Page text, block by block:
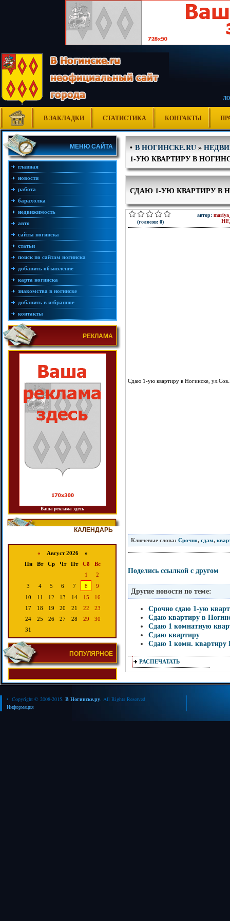
В ЗАКЛАДКИ СТАТИСТИКА КОНТАКТЫ
МЕНЮ САЙТА
главная
новости
работа
барахолка
недвижимость
авто
сайты ногинска
статьи
поиск по сайтам ногинска
добавить объявление
карта ногинска
знакомства в ногинске
добавить в избранное
контакты
РЕКЛАМА
Ваша реклама здесь
КАЛЕНДАРЬ
« Август 2026 »
Пн
Вт Ср Чт Пт Сб
Вс
1
2
3
4 5 6 7 8
9
10
11 12 13 14 15
16
17
18 19 20 21 22
23
24
25 26 27 28 29
30
31
ПОПУЛЯРНОЕ
•В НОГИНСКЕ.RU»
1-УЮ КВАРТИРУ В
СДАЮ 1-УЮ КВАРТИРУ В
(голосов: 0)
автор:
Сдаю 1-ую квартиру в Ногинске,
Ключевые слова: Срочно, сдам,
Поделись ссылкой с другом
Другие новости по теме:
Срочно сдаю 1-ую
Сдаю квартиру в
Сдаю 1 комнатную
Сдаю квартиру
Сдаю 1 комн. квартиру
РАСПЕЧАТАТЬ
• Copyright © 2008-2015. В Ногинске.ру. All Rights Reserved
Информация